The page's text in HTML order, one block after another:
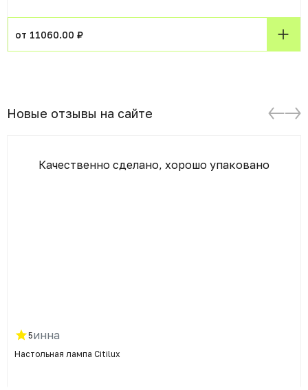
от 11060.00 ₽
Новые отзывы на сайте
Качественно сделано, хорошо упаковано
5инна
Настольная лампа Citilux